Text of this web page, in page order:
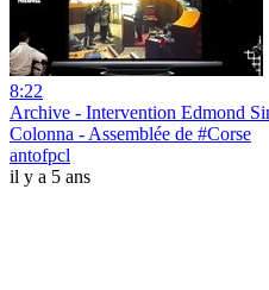
8:22
Archive - Intervention Edmond
Colonna - Assemblée de #Corse
antofpcl
il y a 5 ans